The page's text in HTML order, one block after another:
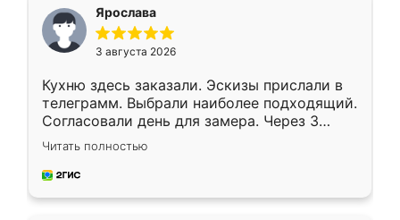
Ярослава
3 августа 2026
Кухню здесь заказали. Эскизы прислали в
телеграмм. Выбрали наиболее подходящий.
Согласовали день для замера. Через 3
недели кухня была уже готова. Остались
довольны работой. Спасибо Ренессанс
мебель за качественную работу!
Читать полностью